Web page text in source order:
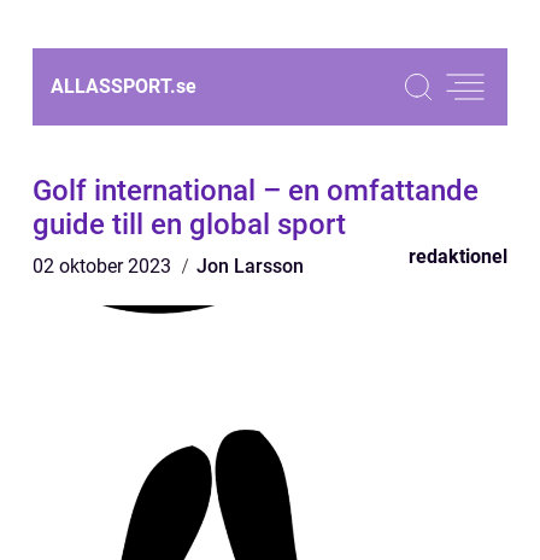
ALLASSPORT.se
Golf international – en omfattande
guide till en global sport
02 oktober 2023 Jon Larsson redaktionel